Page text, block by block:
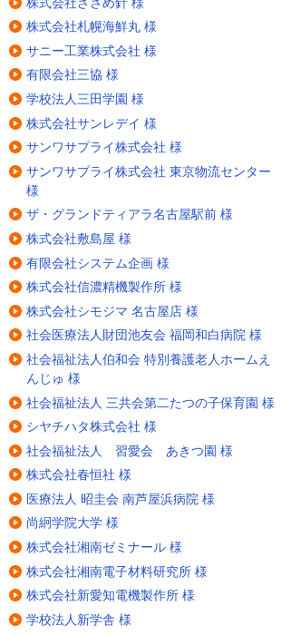
株式会社札幌海鮮丸 様
サニー工業株式会社 様
有限会社三協 様
学校法人三田学園 様
株式会社サンレデイ 様
サンワサプライ株式会社 様
サンワサプライ株式会社 東京物流センター
様
ザ・グランドティアラ名古屋駅前 様
株式会社敷島屋 様
有限会社システム企画 様
株式会社信濃精機製作所 様
株式会社シモジマ 名古屋店 様
社会医療法人財団池友会 福岡和白病院 様
社会福祉法人伯和会 特別養護老人ホームえ
んじゅ 様
社会福祉法人 三共会第二たつの子保育園 様
シヤチハタ株式会社 様
社会福祉法人 習愛会 あきつ園 様
株式会社春恒社 様
医療法人 昭圭会 南芦屋浜病院 様
尚絅学院大学 様
株式会社湘南ゼミナール 様
株式会社湘南電子材料研究所 様
株式会社新愛知電機製作所 様
学校法人新学舎 様